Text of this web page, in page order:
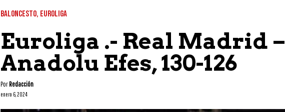
BALONCESTO, EUROLIGA
Euroliga .- Real Madrid –
Anadolu Efes, 130-126
PorRedacción
enero 6, 2024